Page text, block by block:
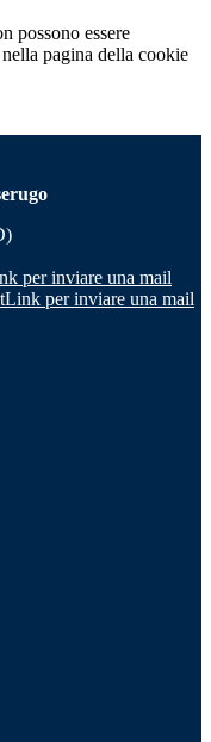
possono essere
pagina della cookie
per inviare una mail
Link per inviare una mail